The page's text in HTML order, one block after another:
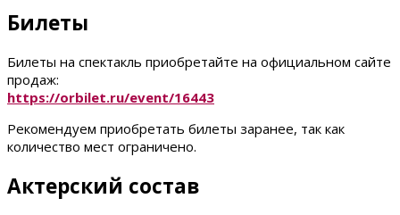
Билеты
Билеты на спектакль приобретайте на официальном сайте
продаж:
https://orbilet.ru/event/16443
Рекомендуем приобретать билеты заранее, так как
количество мест ограничено.
Актерский состав